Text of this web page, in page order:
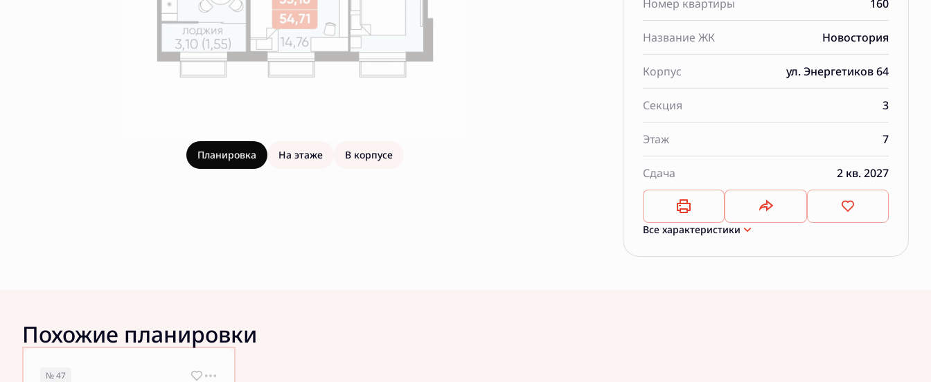
Планировка На этаже В корпусе
Номер квартиры 160
Название ЖК Новостория
Корпус ул. Энергетиков 64
Секция 3
Этаж 7
Сдача 2 кв. 2027
Все характеристики
Похожие планировки
№ 47